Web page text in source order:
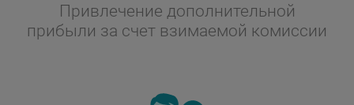
Привлечение дополнительной
прибыли за счет взимаемой комиссии